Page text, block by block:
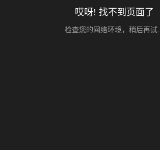
哎呀! 找不到页面了
检查您的网络环境，稍后再试...